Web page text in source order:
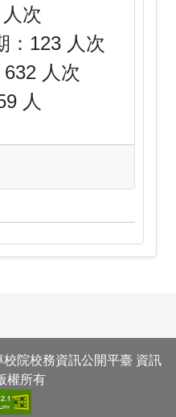
次
：123 人次
人次
人
院校務資訊公開平臺 資訊
權所有